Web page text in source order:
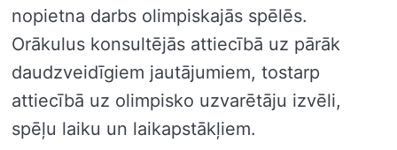
nopietna darbs olimpiskajās spēlēs.
Orākulus konsultējās attiecībā uz pārāk
daudzveidīgiem jautājumiem, tostarp
attiecībā uz olimpisko uzvarētāju izvēli,
spēļu laiku un laikapstākļiem.